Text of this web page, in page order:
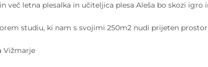
več letna plesalka in učiteljica plesa Aleša bo skozi
studiu, ki nam s svojimi 250m2 nudi prijeten prostor
Vižmarje